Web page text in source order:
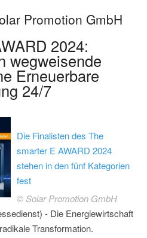
Promotion GmbH
2024:
wegweisende
Erneuerbare
24/7
Die Finalisten des The
smarter E AWARD 2024
stehen in den fünf Kategorien
fest
© Solar Promotion GmbH
- Die Energiewirtschaft
Transformation.